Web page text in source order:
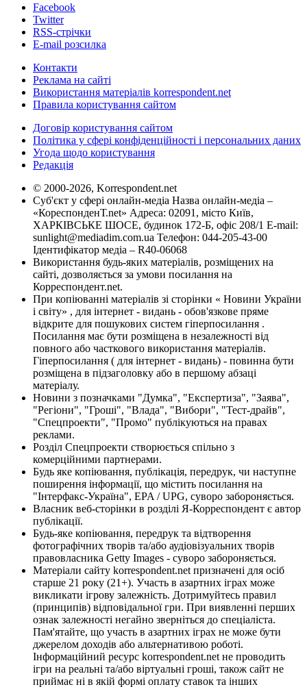
Facebook
Twitter
RSS-стрічки
E-mail розсилка
Контакти
Реклама на сайті
Використання матеріалів korrespondent.net
Правила користування сайтом
Договір користування сайтом
Політика у сфері конфіденційності і персональних даних
Угода щодо користування
Редакція
© 2000-2026, Korrespondent.net
Суб'єкт у сфері онлайн-медіа Назва онлайн-медіа –
«КореспонденТ.net» Адреса: 02091, місто Київ,
ХАРКІВСЬКЕ ШОСЕ, будинок 172-Б, офіс 208/1 E-mail:
sunlight@mediadim.com.ua Телефон: 044-205-43-00
Ідентифікатор медіа – R40-06068
Використання будь-яких матеріалів, розміщених на
сайті, дозволяється за умови посилання на
Корреспондент.net.
При копіюванні матеріалів зі сторінки « Новини України
і світу» , для інтернет - видань - обов'язкове пряме
відкрите для пошукових систем гіперпосилання .
Посилання має бути розміщена в незалежності від
повного або часткового використання матеріалів.
Гіперпосилання ( для інтернет - видань) - повинна бути
розміщена в підзаголовку або в першому абзаці
матеріалу.
Новини з позначками "Думка", "Експертиза", "Заява",
"Регіони", "Гроші", "Влада", "Вибори", "Тест-драйв",
"Спецпроекти", "Промо" публікуються на правах
реклами.
Розділ Спецпроекти створюється спільно з
комерційними партнерами.
Будь яке копіювання, публікація, передрук, чи наступне
поширення інформації, що містить посилання на
"Інтерфакс-Україна", EPA / UPG, суворо забороняється.
Власник веб-сторінки в розділі Я-Корреспондент є автор
публікації.
Будь-яке копіювання, передрук та відтворення
фотографічних творів та/або аудіовізуальних творів
правовласника Getty Images - суворо забороняється.
Матеріали сайту korrespondent.net призначені для осіб
старше 21 року (21+). Участь в азартних іграх може
викликати ігрову залежність. Дотримуйтесь правил
(принципів) відповідальної гри. При виявленні перших
ознак залежності негайно зверніться до спеціаліста.
Пам'ятайте, що участь в азартних іграх не може бути
джерелом доходів або альтернативою роботі.
Інформаційний ресурс korrespondent.net не проводить
ігри на реальні та/або віртуальні гроші, також сайт не
приймає ні в якій формі оплату ставок та інших